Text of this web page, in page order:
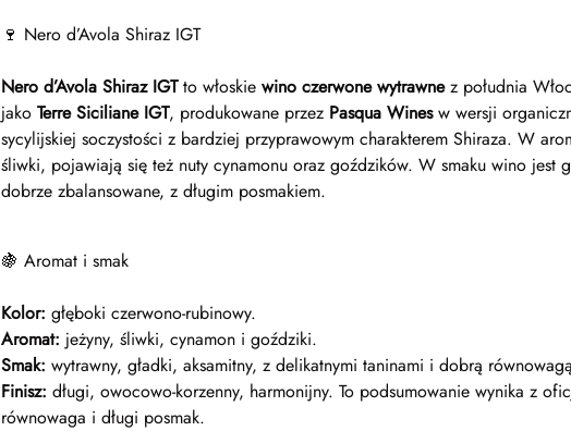
🍷 Nero d’Avola Shiraz IGT
Nero d’Avola Shiraz IGTto włoskie wino czerwone wytrawnez południa
jako Terre Siciliane IGT, produkowane przez Pasqua Winesw wersji
sycylijskiej soczystości z bardziej przyprawowym charakterem Shiraza. W
śliwki, pojawiają się też nuty cynamonu oraz goździków. W smaku wino jest
dobrze zbalansowane, z długim posmakiem.
🍇 Aromat i smak
Kolor: głęboki czerwono-rubinowy.
Aromat: jeżyny, śliwki, cynamon i goździki.
Smak: wytrawny, gładki, aksamitny, z delikatnymi taninami i dobrą
Finisz: długi, owocowo-korzenny, harmonijny. To podsumowanie wynika z
równowaga i długi posmak.